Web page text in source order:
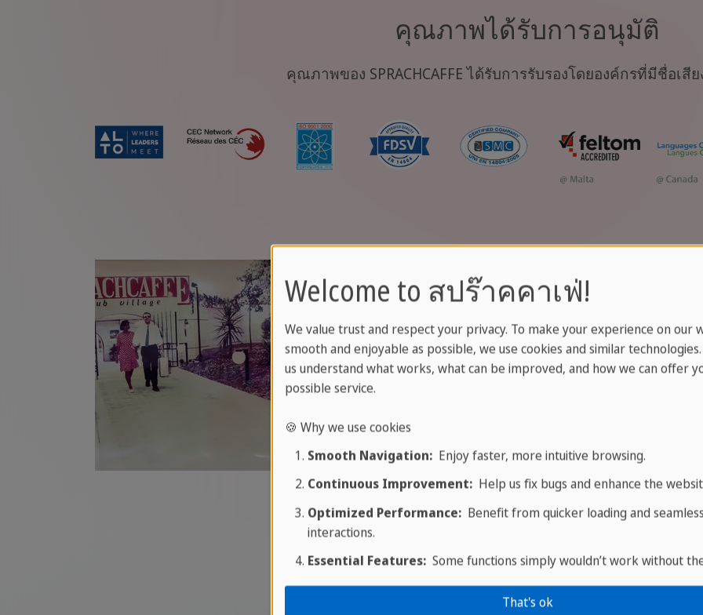
คุณภาพได้รับการอนุมัติ
คุณภาพของ SPRACHCAFFE ได้รับการรับรองโดยองค์กรที่มีชื่อเสี
สัมผัสชุมชนของ
Welcome to สปร๊าคคาเฟ่!
We value trust and respect your privacy. To make your experience on our
smooth and enjoyable as possible, we use cookies and similar
us understand what works, what can be improved, and how we can offer
possible service.
🍪 Why we use cookies
Smooth Navigation:Enjoy faster, more intuitive browsing.
Continuous Improvement:Help us fix bugs and enhance the
Optimized Performance:Benefit from quicker loading and seamless
interactions.
Essential Features:Some functions simply wouldn’t work without
That's ok